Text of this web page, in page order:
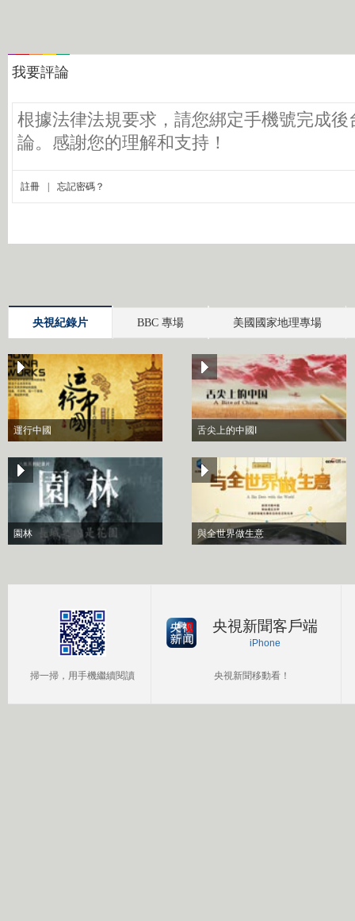
央視紀錄片 BBC 專場 美國國家地理專場
運行中國 舌尖上的中國I
園林 與全世界做生意
掃一掃，用手機繼續閱讀
央視新聞客戶端
iPhone
央視新聞移動看！